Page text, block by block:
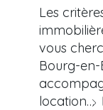
Les
vous
Bourg-en-
location…